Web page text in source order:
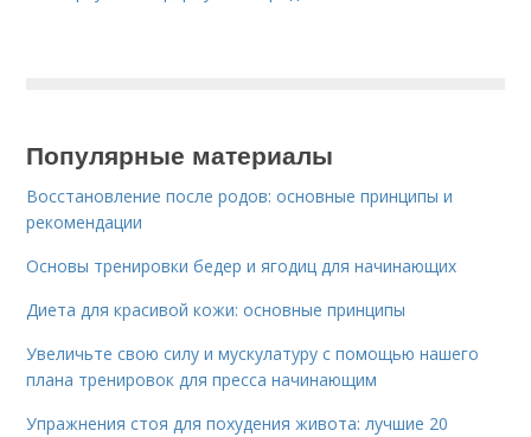
Популярные материалы
Восстановление после родов: основные принципы и
рекомендации
Основы тренировки бедер и ягодиц для начинающих
Диета для красивой кожи: основные принципы
Увеличьте свою силу и мускулатуру с помощью нашего
плана тренировок для пресса начинающим
Упражнения стоя для похудения живота: лучшие 20